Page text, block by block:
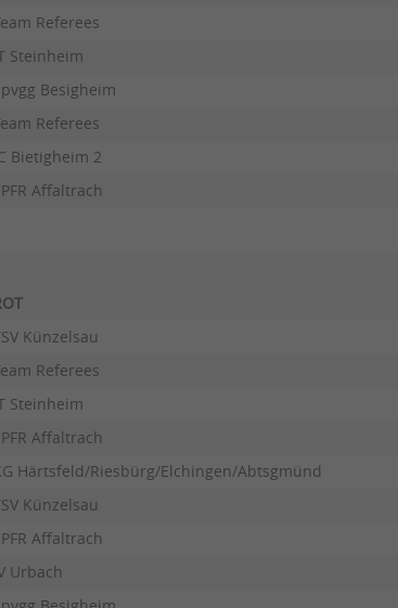
Referees
Steinheim
Besigheim
Referees
Bietigheim 2
Affaltrach
Künzelsau
Referees
Steinheim
Affaltrach
Härtsfeld/Riesbürg/Elchingen/Abtsgmünd
Künzelsau
Affaltrach
Urbach